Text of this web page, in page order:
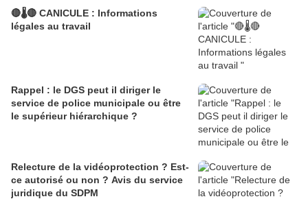
🔴🌡️🔴 CANICULE : Informations
légales au travail
Rappel : le DGS peut il diriger le
service de police municipale ou être
le supérieur hiérarchique ?
Relecture de la vidéoprotection ? Est-
ce autorisé ou non ? Avis du service
juridique du SDPM